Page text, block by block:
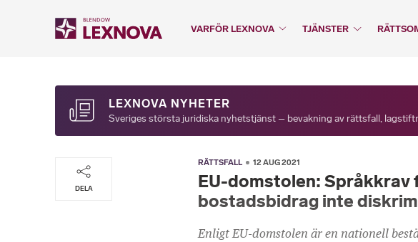
VARFÖR LEXNOVA TJÄNSTER
LEXNOVA NYHETER
Sveriges största juridiska nyhetstjänst – bevakning av rättsfall,
DELA
RÄTTSFALL 12 AUG 2021
EU-domstolen: Språkkrav
bostadsbidrag inte
Enligt EU-domstolen är en nationell